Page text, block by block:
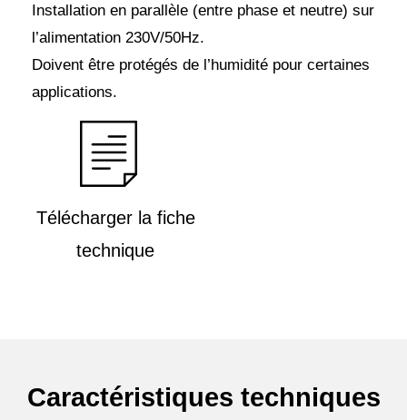
Installation en parallèle (entre phase et neutre) sur
l’alimentation 230V/50Hz.
Doivent être protégés de l’humidité pour certaines
applications.
Télécharger la fiche
technique
Caractéristiques techniques